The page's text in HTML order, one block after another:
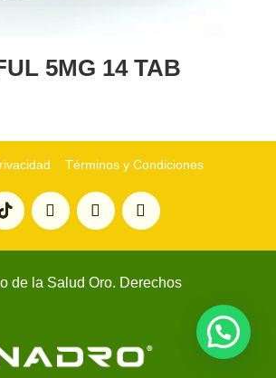
5MG 14 TAB
Términos y Condiciones
de la Salud Oro. Derechos